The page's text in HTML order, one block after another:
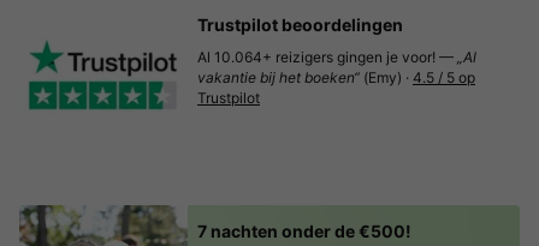
Trustpilot beoordelingen
Al 10.064+ reizigers gingen je voor! — „Al
vakantie bij het boeken“ (Emy) · 4.5 / 5 op
Trustpilot
7 nachten onder de €500!